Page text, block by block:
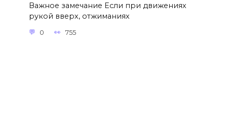
Важное замечание Если при движениях
рукой вверх, отжиманиях
0 755